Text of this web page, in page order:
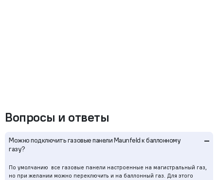
Вопросы и ответы
Можно подключить газовые панели Maunfeld к баллонному
газу?
–
По умолчанию все газовые панели настроенные на магистральный газ,
но при желании можно переключить и на баллонный газ. Для этого